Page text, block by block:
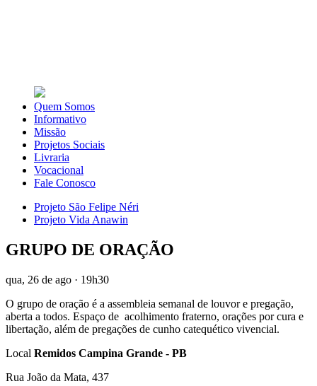
Quem Somos
Informativo
Missão
Projetos Sociais
Livraria
Vocacional
Fale Conosco
Projeto São Felipe Néri
Projeto Vida Anawin
GRUPO DE ORAÇÃO
qua, 26 de ago · 19h30
O grupo de oração é a assembleia semanal de louvor e pregação,
aberta a todos. Espaço de acolhimento fraterno, orações por cura e
libertação, além de pregações de cunho catequético vivencial.
Local Remidos Campina Grande - PB
Rua João da Mata, 437